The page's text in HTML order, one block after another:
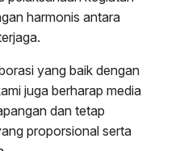
harmonis antara
yang baik dengan
juga berharap media
dan tetap
proporsional serta